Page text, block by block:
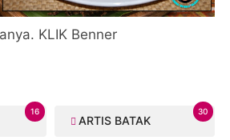
KLIK Benner
16
ARTIS BATAK
30